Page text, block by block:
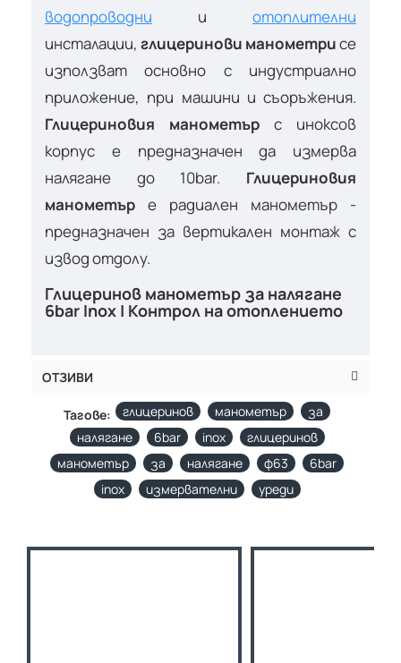
водопроводни и отоплителни
инсталации, глицеринови манометрисе
използват основно с индустриално
приложение, при машини и съоръжения.
Глицериновия манометър с иноксов
корпус е предназначен да измерва
налягане до 10bar. Глицериновия
манометър е радиален манометър -
предназначен за вертикален монтаж с
извод отдолу.
Глицеринов манометър за налягане
6bar Inox | Контрол на отоплението
ОТЗИВИ
Тагове: глицеринов манометър
за
налягане
6bar inox
глицеринов
манометър
за налягане ф63
6bar
inox
измервателни уреди